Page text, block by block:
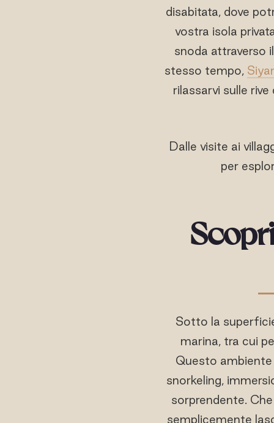
disabitata, dove
vostra isola
snoda attraverso
stesso tempo,
rilassarvi sulle
Dalle visite ai
per
Sotto la
marina, tra cui
Questo ambiente
snorkeling,
sorprendente.
semplicemente